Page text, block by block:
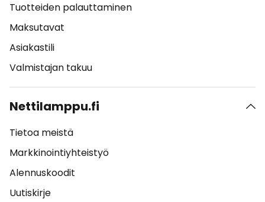
Tuotteiden palauttaminen
Maksutavat
Asiakastili
Valmistajan takuu
Nettilamppu.fi
Tietoa meistä
Markkinointiyhteistyö
Alennuskoodit
Uutiskirje